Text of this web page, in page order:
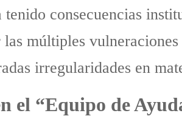
consecuencias
múltiples
irregularidades en
el “Equipo de